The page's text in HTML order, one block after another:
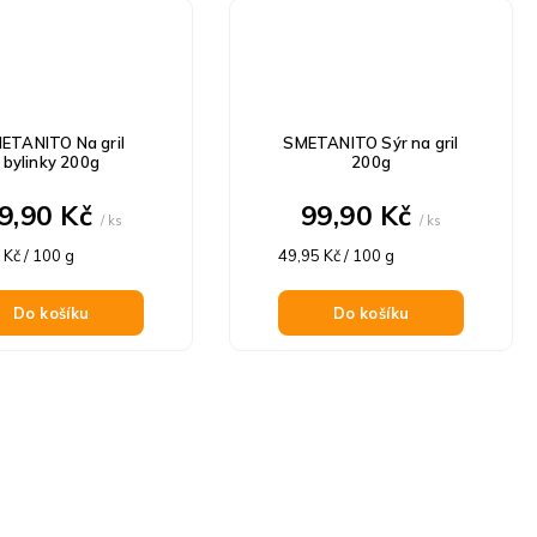
Na gril
bylinky 200g
Kč / ks
/ 100 g
Do košíku
SMETANITO Sýr na gril
200g
99,90 Kč/ ks
Měrná
49,95 Kč / 100 g
Do košíku